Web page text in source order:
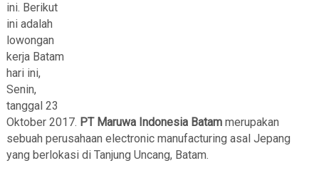
ini. Berikut
ini adalah
lowongan
kerja Batam
hari ini,
Senin,
tanggal 23
Oktober 2017. PT Maruwa Indonesia Batam merupakan
sebuah perusahaan electronic manufacturing asal Jepang
yang berlokasi di Tanjung Uncang, Batam.